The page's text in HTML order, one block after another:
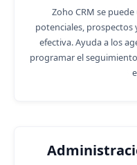
Zoho CRM se
potenciales, prospectos
efectiva. Ayuda a los
programar el